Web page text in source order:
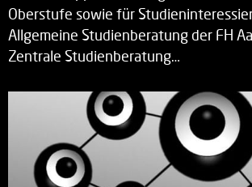
Oberstufe sowie für
Allgemeine Studienberatung der FH
Zentrale Studienberatung…